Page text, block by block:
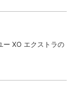
ー XO エクストラの